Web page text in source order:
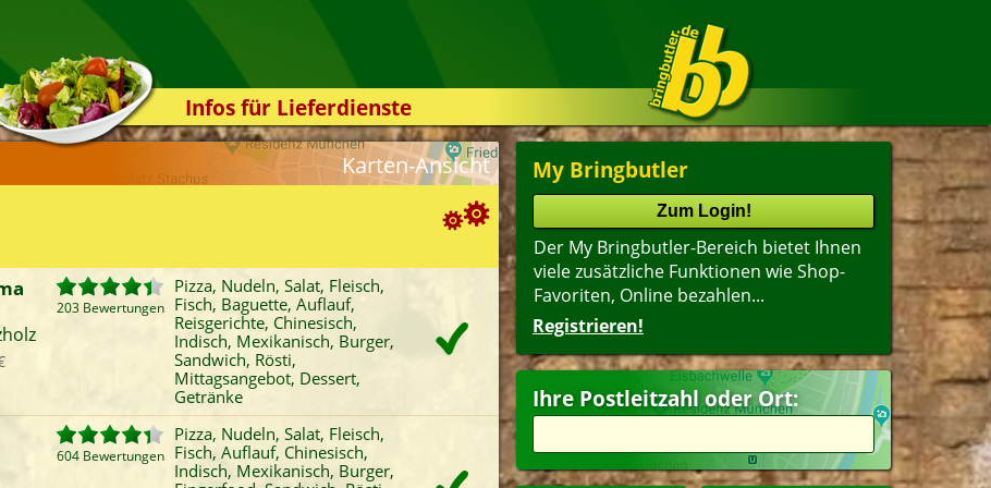
Infos für Lieferdienste
Kassensystem
Zuverlässigkeit
Das Bestellsystem
Der Bestellvorgang
Übertragung
Testshop
Styles
Kontakt
My Bringbutler
Der My Bringbutler-Bereich bietet Ihnen
viele zusätzliche Funktionen wie Shop-
Favoriten, Online bezahlen...
Registrieren!
Ihre Postleitzahl oder Ort:
Suchoptionen
Sortierung:
Bewertung
Rabatt
Onlinezahlung
Mindestbestellwert
Liefergebühr
Name
Alter(ältester Shop zuerst)
Pizza
Nudeln
Baguette
Auflauf
Reisgerichte
Mexikanisch
Burger
Fingerfood
Mittagsangebot
Tagesangebote
Vorspeisen
Karten-Ansicht
203 Bewertungen
Pizza, Nudeln, Salat, Fleisch,
Fisch, Baguette, Auflauf,
Reisgerichte, Chinesisch,
Indisch, Mexikanisch, Burger,
Sandwich, Rösti,
Mittagsangebot, Dessert,
Getränke
604 Bewertungen
Pizza, Nudeln, Salat, Fleisch,
Fisch, Auflauf, Chinesisch,
Indisch, Mexikanisch, Burger,